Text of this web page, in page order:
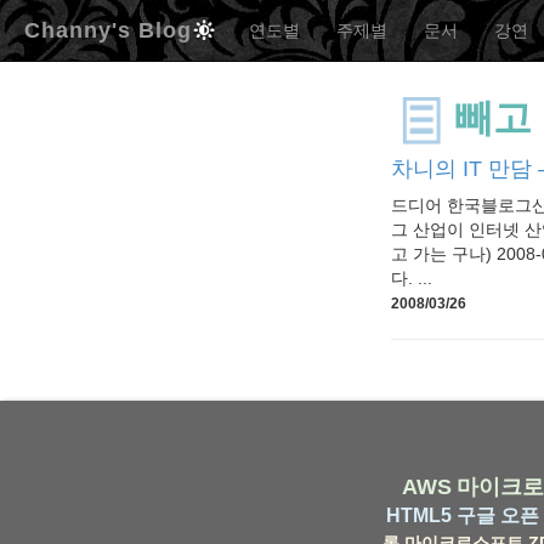
Channy's Blog 연도별 주제별 문서 강연
빼고
차니의 IT 만담
드디어 한국블로그
그 산업이 인터넷
고 가는 구나)
다. ...
2008/03/26
AWS 마이크
HTML5 구글 오픈